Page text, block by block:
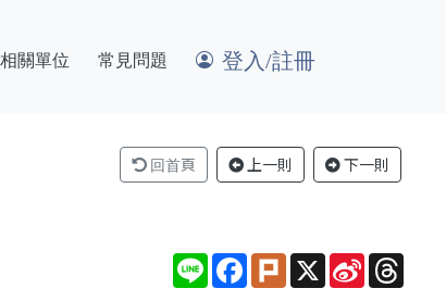
相關單位 常見問題 登入/註冊
回首頁 上一則 下一則
Line Facebook
PlurkX Sina
Weibo